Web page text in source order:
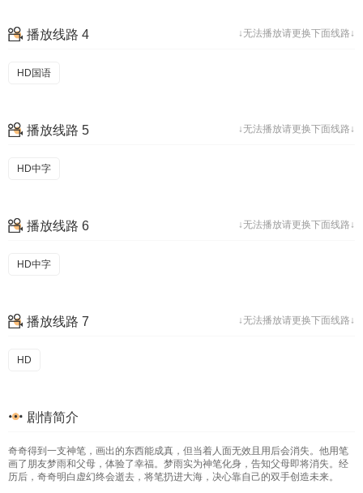
↓无法播放请更换下面线路↓
播放线路 4
HD国语
↓无法播放请更换下面线路↓
播放线路 5
HD中字
↓无法播放请更换下面线路↓
播放线路 6
HD中字
↓无法播放请更换下面线路↓
播放线路 7
HD
剧情简介
奇奇得到一支神笔，画出的东西能成真，但当着人面无效且用后会消失。他用笔
画了朋友梦雨和父母，体验了幸福。梦雨实为神笔化身，告知父母即将消失。经
历后，奇奇明白虚幻终会逝去，将笔扔进大海，决心靠自己的双手创造未来。